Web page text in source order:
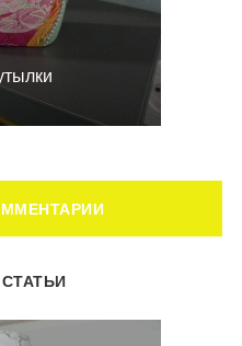
Обязательные поля
*